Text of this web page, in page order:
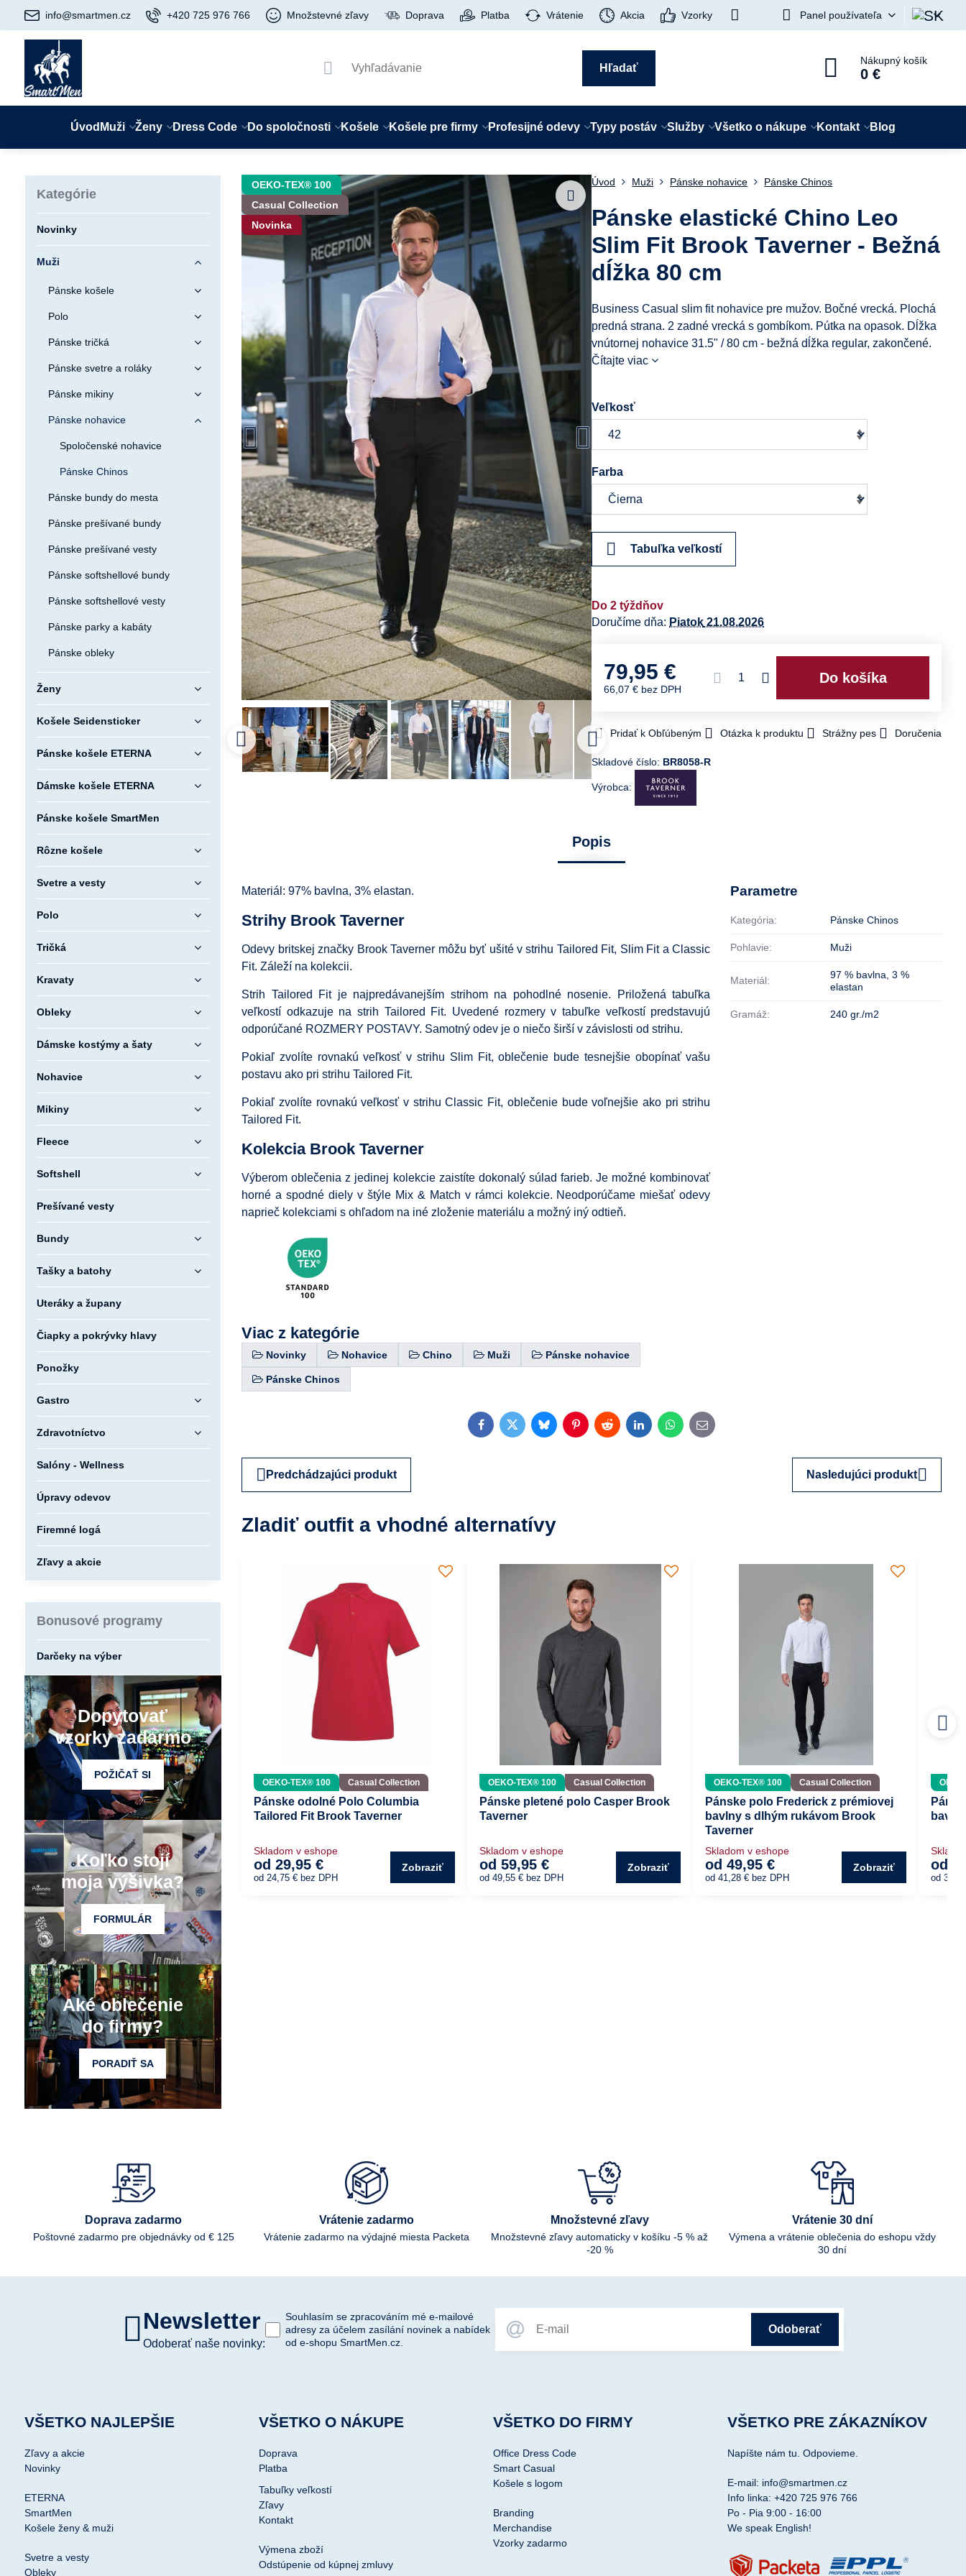
info@smartmen.cz +420 725 976 766 Množstevné zľavy Doprava Platba Vrátenie Akcia Vzorky Panel používateľa
Hľadať
Nákupný košík
0 €
Úvod Muži Ženy Dress Code Do spoločnosti Košele Košele pre firmy Profesijné odevy Typy postáv Služby Všetko o nákupe Kontakt Blog
OEKO-TEX® 100
Casual Collection
Novinka
Úvod Muži Pánske nohavice Pánske Chinos
Pánske elastické Chino Leo
Slim Fit Brook Taverner - Bežná
dĺžka 80 cm
Business Casual slim fit nohavice pre mužov. Bočné vrecká. Plochá
predná strana. 2 zadné vrecká s gombíkom. Pútka na opasok. Dĺžka
vnútornej nohavice 31.5" / 80 cm - bežná dĺžka regular, zakončené.
Čítajte viac
Veľkosť
Farba
Tabuľka veľkostí
Do 2 týždňov
Doručíme dňa: Piatok 21.08.2026
79,95 €
66,07 € bez DPH
Do košíka
Pridať k Obľúbeným Otázka k produktu Strážny pes Doručenia
Skladové číslo: BR8058-R
Výrobca:
Popis
Materiál: 97% bavlna, 3% elastan.
Strihy Brook Taverner
Odevy britskej značky Brook Taverner môžu byť ušité v strihu Tailored Fit, Slim Fit a Classic
Fit. Záleží na kolekcii.
Strih Tailored Fit je najpredávanejším strihom na pohodlné nosenie. Priložená tabuľka
veľkostí odkazuje na strih Tailored Fit. Uvedené rozmery v tabuľke veľkostí predstavujú
odporúčané ROZMERY POSTAVY. Samotný odev je o niečo širší v závislosti od strihu.
Pokiaľ zvolíte rovnakú veľkosť v strihu Slim Fit, oblečenie bude tesnejšie obopínať vašu
postavu ako pri strihu Tailored Fit.
Pokiaľ zvolíte rovnakú veľkosť v strihu Classic Fit, oblečenie bude voľnejšie ako pri strihu
Tailored Fit.
Kolekcia Brook Taverner
Výberom oblečenia z jedinej kolekcie zaistíte dokonalý súlad farieb. Je možné kombinovať
horné a spodné diely v štýle Mix & Match v rámci kolekcie. Neodporúčame miešať odevy
naprieč kolekciami s ohľadom na iné zloženie materiálu a možný iný odtieň.
Viac z kategórie
Novinky Nohavice Chino Muži Pánske nohavice
Pánske Chinos
Parametre
Kategória: Pánske Chinos
Pohlavie: Muži
Materiál: 97 % bavlna ,3 %
elastan
Gramáž: 240 gr./m2
FacebookTwitterBlueskyPinterestRedditLinkedInWhatsApp
E-
mail
Predchádzajúci produkt Nasledujúci produkt
Zladiť outfit a vhodné alternatívy
OEKO-TEX® 100 Casual Collection
Pánske odolné Polo Columbia
Tailored Fit Brook Taverner
Skladom v eshope
od 29,95 €
od 24,75 € bez DPH
Zobraziť
OEKO-TEX® 100 Casual Collection
Pánske pletené polo Casper Brook
Taverner
Skladom v eshope
od 59,95 €
od 49,55 € bez DPH
Zobraziť
OEKO-TEX® 100 Casual Collection
Pánske polo Frederick z prémiovej
bavlny s dlhým rukávom Brook
Taverner
Skladom v eshope
od 49,95 €
od 41,28 € bez DPH
Zobraziť od
od
Kategórie
Novinky
Muži
Pánske košele
Polo
Pánske tričká
Pánske svetre a roláky
Pánske mikiny
Pánske nohavice
Spoločenské nohavice
Pánske Chinos
Pánske bundy do mesta
Pánske prešívané bundy
Pánske prešívané vesty
Pánske softshellové bundy
Pánske softshellové vesty
Pánske parky a kabáty
Pánske obleky
Ženy
Košele Seidensticker
Pánske košele ETERNA
Dámske košele ETERNA
Pánske košele SmartMen
Rôzne košele
Svetre a vesty
Polo
Tričká
Kravaty
Obleky
Dámske kostýmy a šaty
Nohavice
Mikiny
Fleece
Softshell
Prešívané vesty
Bundy
Tašky a batohy
Uteráky a župany
Čiapky a pokrývky hlavy
Ponožky
Gastro
Zdravotníctvo
Salóny - Wellness
Úpravy odevov
Firemné logá
Zľavy a akcie
Bonusové programy
Darčeky na výber
Dopytovať
vzorky zadarmo
POŽIČAŤ SI
Koľko stojí
moja výšivka?
FORMULÁR
Aké oblečenie
do firmy?
PORADIŤ SA
Doprava zadarmo
Poštovné zadarmo pre objednávky od € 125
Vrátenie zadarmo
Vrátenie zadarmo na výdajné miesta Packeta
Množstevné zľavy
Množstevné zľavy automaticky v košíku -5 % až
-20 %
Vrátenie 30 dní
Výmena a vrátenie oblečenia do eshopu vždy
30 dní
Newsletter
Odoberať naše novinky:
Odoberať
Souhlasím se zpracováním mé e-mailové
adresy za účelem zasílání novinek a nabídek
od e-shopu SmartMen.cz.
VŠETKO NAJLEPŠIE
Zľavy a akcie
Novinky
ETERNA
SmartMen
Košele ženy & muži
Svetre a vesty
Obleky
VŠETKO O NÁKUPE
Doprava
Platba
Tabuľky veľkostí
Zľavy
Kontakt
Výmena zboží
Odstúpenie od kúpnej zmluvy
VŠETKO DO FIRMY
Office Dress Code
Smart Casual
Košele s logom
Branding
Merchandise
Vzorky zadarmo
VŠETKO PRE ZÁKAZNÍKOV
Napíšte nám tu. Odpovieme.
E-mail: info@smartmen.cz
Info linka: +420 725 976 766
Po - Pia 9:00 - 16:00
We speak English!